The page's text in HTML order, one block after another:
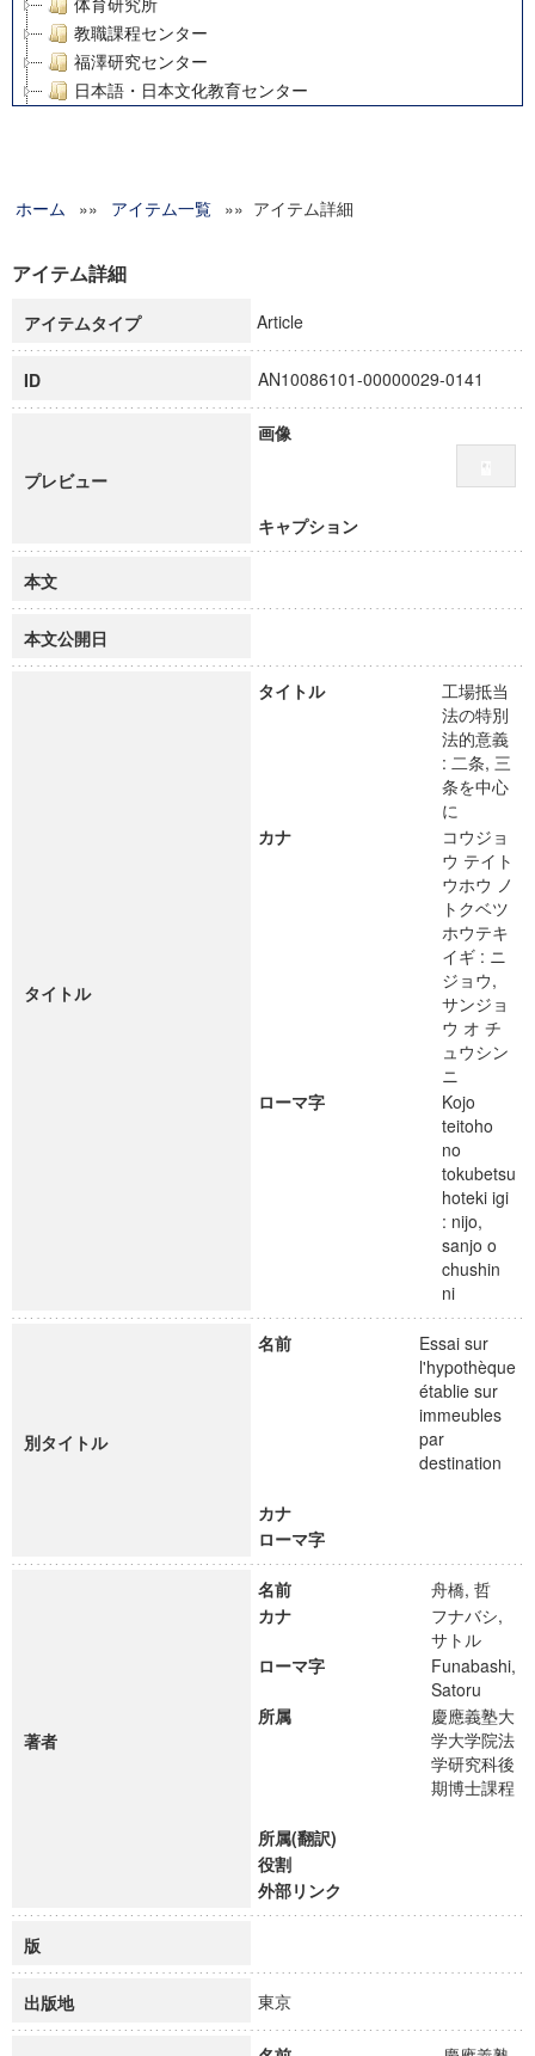
体育研究所
教職課程センター
福澤研究センター
日本語・日本文化教育センター
グローバルリサーチインスティテュート
科学研究費補助金研究成果報告書
慶應義塾大学グローバルCOEプログラム市民社会ガバナンス
慶應義塾大学グローバルCOEプログラム論理と感性の先端的
博士課程教育リーディングプログラム「超成熟社会発展のサ
学術雑誌掲載論文等(8)
ホーム »» アイテム一覧 »» アイテム詳細
アイテム詳細
アイテムタイプ Article
ID AN10086101-00000029-0141
プレビュー
画像
キャプション
本文
本文公開日
タイトル
タイトル
工場抵当
法の特別
法的意義
: 二条, 三
条を中心
に
カナ
コウジョ
ウ テイト
ウホウ ノ
トクベツ
ホウテキ
イギ : ニ
ジョウ,
サンジョ
ウ オ チ
ュウシン
ニ
ローマ字
Kojo
teitoho
no
tokubetsu
hoteki igi
: nijo,
sanjo o
chushin
ni
別タイトル
名前
Essai sur
l'hypothèque
établie sur
immeubles
par
destination
カナ
ローマ字
著者
名前
舟橋, 哲
カナ
フナバシ,
サトル
ローマ字
Funabashi,
Satoru
所属
慶應義塾大
学大学院法
学研究科後
期博士課程
所属(翻訳)
役割
外部リンク
版
出版地 東京